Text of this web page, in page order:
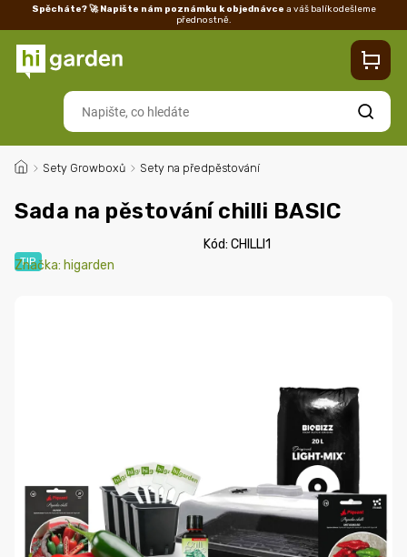
Spěcháte? 🚀 Napište nám poznámku k objednávce a váš balík odešleme
přednostně.
Vrácení/reklamace
Hledat
/ Sety Growboxů / Sety na předpěstování
Sada na pěstování chilli BASIC
Kód: CHILLI1
TIP
Značka: higarden